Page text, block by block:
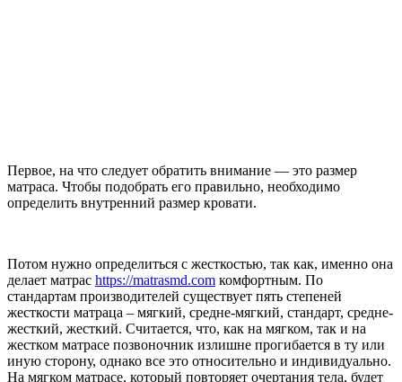
Первое, на что следует обратить внимание — это размер
матраса. Чтобы подобрать его правильно, необходимо
определить внутренний размер кровати.
Потом нужно определиться с жесткостью, так как, именно она
делает матрас https://matrasmd.com комфортным. По
стандартам производителей существует пять степеней
жесткости матраца – мягкий, средне-мягкий, стандарт, средне-
жесткий, жесткий. Считается, что, как на мягком, так и на
жестком матрасе позвоночник излишне прогибается в ту или
иную сторону, однако все это относительно и индивидуально.
На мягком матрасе, который повторяет очертания тела, будет